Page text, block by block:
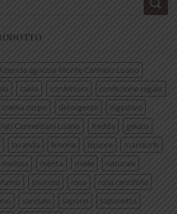
Azienda agricola Monte Carmelo Loano
calda confettura
confezione regalo
crema corpo detergente
digestivo
Carmelitani Loano fredda
gelato
lavanda limone liquore
mandorle
melissa menta miele
naturale
psoriasi rosa
rosa centifolia
sandalo sapone
saponetta